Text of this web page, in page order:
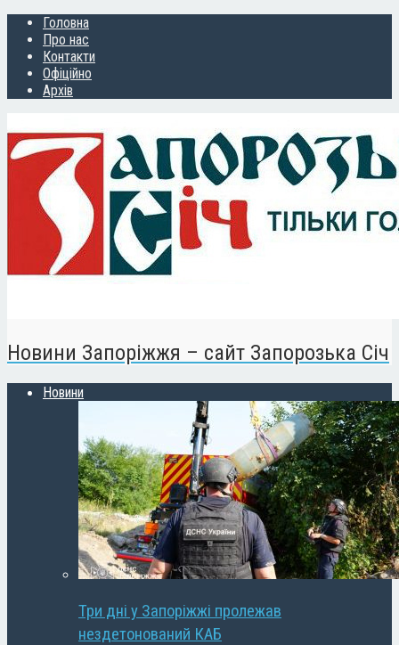
Головна
Про нас
Контакти
Офіційно
Архів
Новини Запоріжжя – сайт Запорозька Січ
Новини
Три дні у Запоріжжі пролежав
нездетонований КАБ